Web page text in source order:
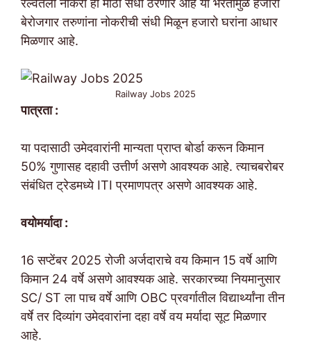
रेल्वेतली नोकरी ही मोठी संधी ठरणार आहे या भरतीमुळे हजारो
बेरोजगार तरुणांना नोकरीची संधी मिळून हजारो घरांना आधार
मिळणार आहे.
Railway Jobs 2025
पात्रता :
या पदासाठी उमेदवारांनी मान्यता प्राप्त बोर्डा करून किमान
50% गुणासह दहावी उत्तीर्ण असणे आवश्यक आहे. त्याचबरोबर
संबंधित ट्रेडमध्ये ITI प्रमाणपत्र असणे आवश्यक आहे.
वयोमर्यादा :
16 सप्टेंबर 2025 रोजी अर्जदाराचे वय किमान 15 वर्षे आणि
किमान 24 वर्षे असणे आवश्यक आहे. सरकारच्या नियमानुसार
SC/ ST ला पाच वर्षे आणि OBC प्रवर्गातील विद्यार्थ्यांना तीन
वर्षे तर दिव्यांग उमेदवारांना दहा वर्षे वय मर्यादा सूट मिळणार
आहे.